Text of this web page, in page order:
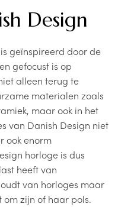
Design
geïnspireerd door de
gefocust is op
alleen terug te
materialen zoals
maar ook in het
van Danish Design niet
ook enorm
horloge is dus
heeft van
van horloges maar
zijn of haar pols.